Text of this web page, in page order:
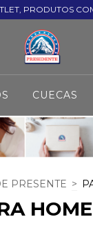
PRODUTOS
CUECAS
PRESENTE >